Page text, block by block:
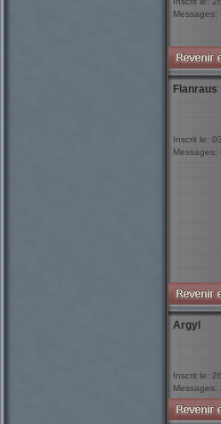
Messages:
Flanraus
Inscrit le:
Messages:
Argyl
Inscrit le:
Messages: